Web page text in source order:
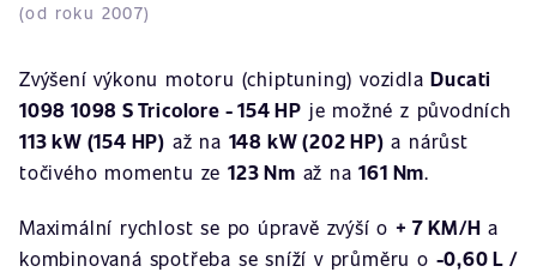
(od roku 2007)
Zvýšení výkonu motoru (chiptuning) vozidlaDucati
1098 1098 S Tricolore - 154 HP je možné z původních
113 kW (154 HP) až na 148 kW (202 HP) a nárůst
točivého momentu ze123 Nm až na161 Nm.
Maximální rychlost se po úpravě zvýší o + 7 KM/H a
kombinovaná spotřeba se sníží v průměru o -0,60 L /